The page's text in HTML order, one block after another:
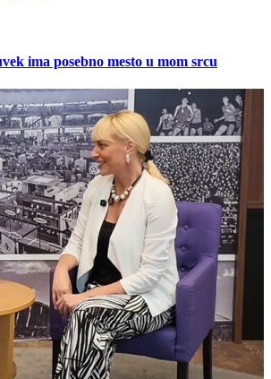
ima posebno mesto u mom srcu